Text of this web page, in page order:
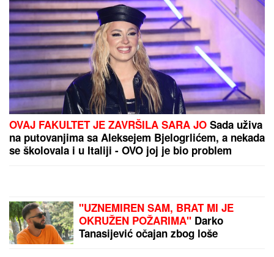
OVAJ FAKULTET JE ZAVRŠILA SARA JO Sada uživa
na putovanjima sa Aleksejem Bjelogrlićem, a nekada
se školovala i u Italiji - OVO joj je bio problem
"UZNEMIREN SAM, BRAT MI JE
OKRUŽEN POŽARIMA" Darko
Tanasijević očajan zbog loše